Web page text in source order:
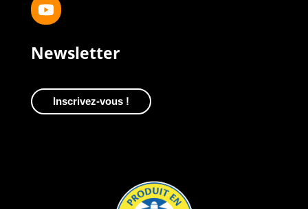
Newsletter
Inscrivez-vous !